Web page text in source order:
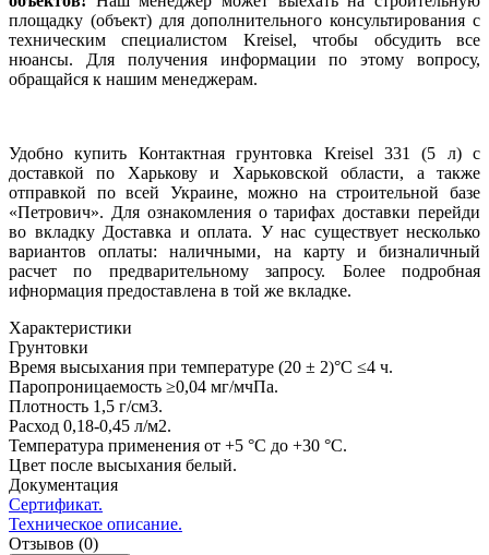
площадку (объект) для дополнительного консультирования с
техническим специалистом Kreisel, чтобы обсудить все
нюансы. Для получения информации по этому вопросу,
обращайся к нашим менеджерам.
Удобно купить Контактная грунтовка Kreisel 331 (5 л) с
доставкой по Харькову и Харьковской области, а также
отправкой по всей Украине, можно на строительной базе
«Петрович». Для ознакомления о тарифах доставки перейди
во вкладку Доставка и оплата. У нас существует несколько
вариантов оплаты: наличными, на карту и бизналичный
расчет по предварительному запросу. Более подробная
ифнормация предоставлена в той же вкладке.
Характеристики
Грунтовки
Время высыхания при температуре (20 ± 2)°С ≤4 ч.
Паропроницаемость ≥0,04 мг/мчПа.
Плотность 1,5 г/см3.
Расход 0,18-0,45 л/м2.
Температура применения от +5 °C до +30 °C.
Цвет после высыхания белый.
Документация
Сертификат.
Техническое описание.
Отзывов (0)